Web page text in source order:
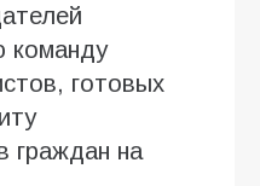
команду
готовых
граждан на